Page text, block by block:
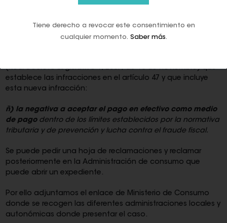
no debe ser rechazado cuando se realiza en efectivo
Además,esta negativa a aceptar el pago en efectivo es
ahora sancionable: desde el 28 de mayoestá en vigor
(Real Decreto Legislativo 1/2007, de 16 de noviembre) que
establece las infracciones en el artículo 47 y que incluye
esta nueva infracción:
ñ) la negativa a aceptar el pago en efectivo como medio
de pago dentro de los límites establecidos por la normativa
tributaria y de prevención y lucha contra el fraude fiscal.
Se puede pedir una hoja de reclamaciones y reclamar
posteriormente en la Administración de consumo que
puede abrir un expediente.
Por ello adjuntamos el enlace de Ministerio de Consumo
donde se recogen las diferentes administraciones locales y
autonómicas donde presentar el caso.
Tiene derecho a revocar este consentimiento en
cualquier momento. Saber más.